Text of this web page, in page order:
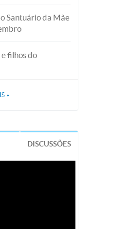
Santuário da Mãe
filhos do
»
DISCUSSÕES